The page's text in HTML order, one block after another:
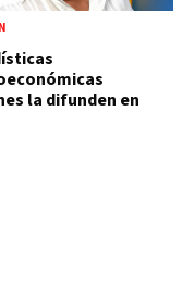
la difunden en